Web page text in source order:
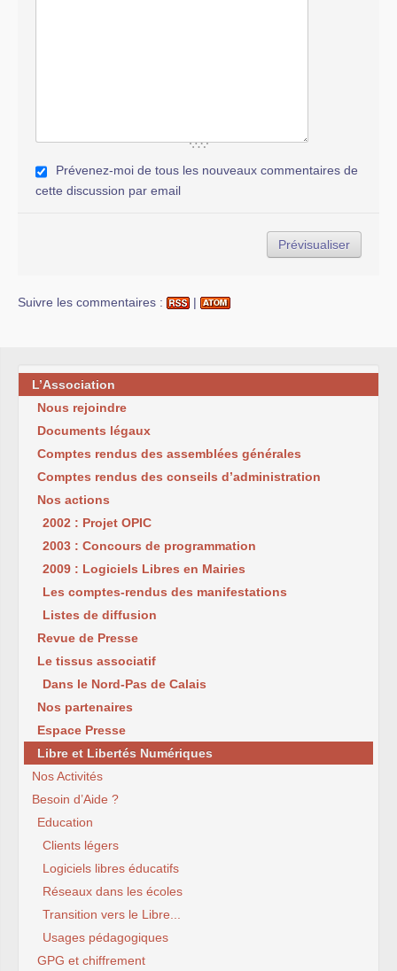
Prévenez-moi de tous les nouveaux commentaires de
cette discussion par email
Suivre les commentaires : |
L’Association
Nous rejoindre
Documents légaux
Comptes rendus des assemblées générales
Comptes rendus des conseils d’administration
Nos actions
2002 : Projet OPIC
2003 : Concours de programmation
2009 : Logiciels Libres en Mairies
Les comptes-rendus des manifestations
Listes de diffusion
Revue de Presse
Le tissus associatif
Dans le Nord-Pas de Calais
Nos partenaires
Espace Presse
Libre et Libertés Numériques
Nos Activités
Besoin d’Aide ?
Education
Clients légers
Logiciels libres éducatifs
Réseaux dans les écoles
Transition vers le Libre...
Usages pédagogiques
GPG et chiffrement